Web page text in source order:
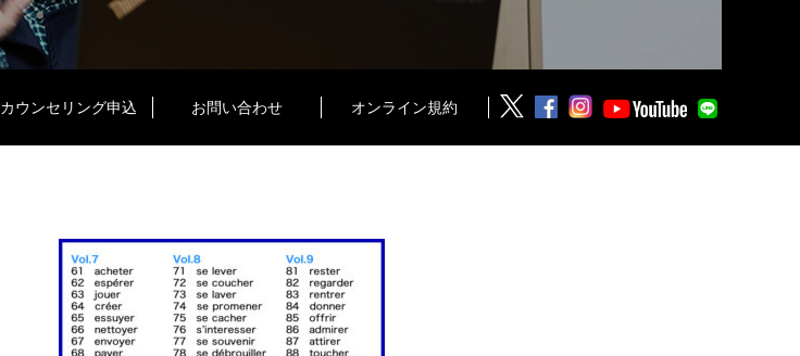
カウンセリング申込 お問い合わせ オンライン規約